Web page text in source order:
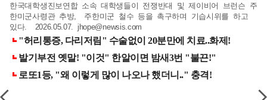
한국대학생진보연합 소속 대학생들이 전쟁반대 및 제이비어 브런슨 주
한미군사령관 추방, 주한미군 철수 등을 촉구하며 기습시위를 하고
있다. 2026.05.07. jhope@newsis.com